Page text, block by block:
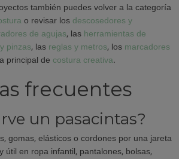
también puedes volver a la categoría
o revisar los descosedores y
de agujas, las herramientas de
pinzas, las reglas y metros, los marcadores
principal de costura creativa.
frecuentes
un pasacintas?
gomas, elásticos o cordones por una jareta
útil en ropa infantil, pantalones, bolsas,